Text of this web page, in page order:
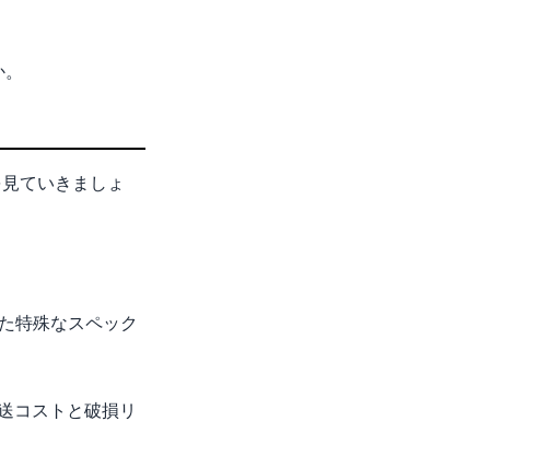
ていきましょ
特殊なスペック
コストと破損リ